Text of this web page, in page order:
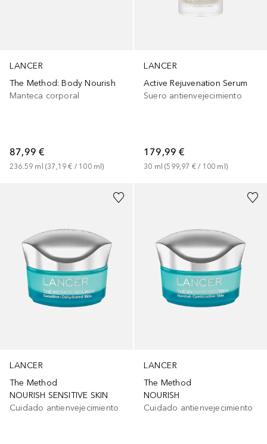
LANCER
The Method: Body Nourish
Manteca corporal
87,99 €
236.59 ml (37,19 € / 100 ml)
LANCER
Active Rejuvenation Serum
Suero antienvejecimiento
179,99 €
30 ml (599,97 € / 100 ml )
LANCER
The Method
NOURISH SENSITIVE SKIN
Cuidado antienvejecimiento
LANCER
The Method
NOURISH
Cuidado antienvejecimiento